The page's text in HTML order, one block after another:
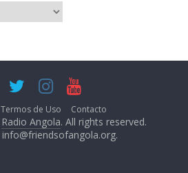
Termos de Uso Contacto
Radio Angola. All rights reserved.
info@friendsofangola.org.